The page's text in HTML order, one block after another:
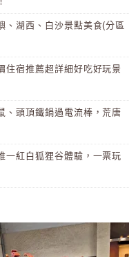
、湖西、白沙景點美食(分區
住宿推薦超詳細好吃好玩景
、頭頂鐵鍋過電流棒，荒唐
一紅白狐狸谷體驗，一票玩